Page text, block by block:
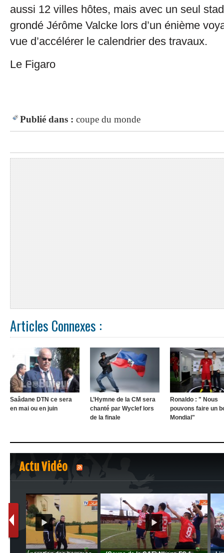
aussi 12 villes hôtes, mais avec un seul
grondé Jérôme Valcke lors d’un énième
vue d’accélérer le calendrier des travaux.
Le Figaro
Publié dans : coupe du monde
Articles Connexes :
Saâdane DTN ce sera
en mai ou en juin
L’Hymne de la CM sera
chanté par Wyclef lors
de la finale
Ronaldo : " Nous
pouvons faire un
Mondial"
Actu Vidéo
1 2
MCA: Kaci-Saïd évoque le